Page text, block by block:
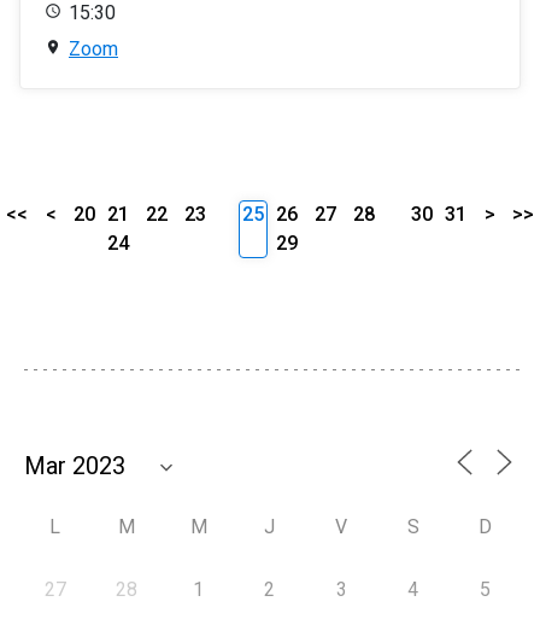
15:30
Zoom
<< < 20 21 22
23
24
25 26 27
28
29
30 31 > >>
L M M J V S D
27 28 1 2 3 4 5